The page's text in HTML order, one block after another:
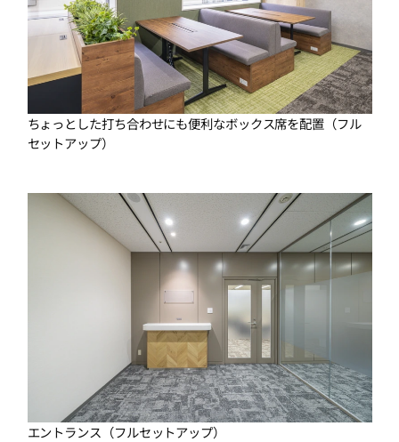
ちょっとした打ち合わせにも便利なボックス席を配置（フル
セットアップ）
エントランス（フルセットアップ）